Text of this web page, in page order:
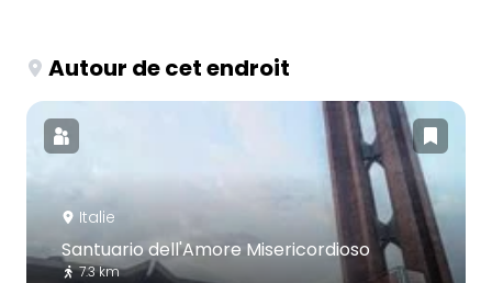
Autour de cet endroit
Italie
Santuario dell'Amore Misericordioso
7.3 km